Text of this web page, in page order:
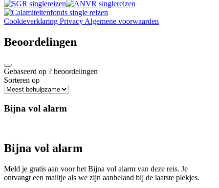
Cookieverklaring PrivacyAlgemene voorwaarden
Beoordelingen
Gebaseerd op ? beoordelingen
Sorteren op
Bijna vol alarm
Bijna vol alarm
Meld je gratis aan voor het Bijna vol alarm van deze reis. Je
ontvangt een mailtje als we zijn aanbeland bij de laatste plekjes.